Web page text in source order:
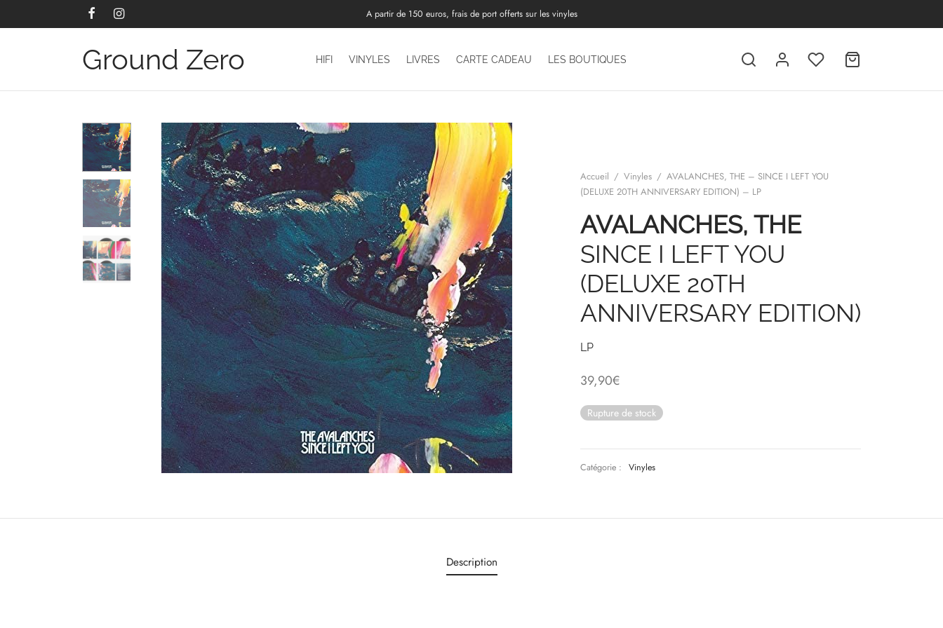
A partir de 150 euros, frais de port offerts sur les vinyles
Ground Zero HIFI VINYLES LIVRES CARTE CADEAU LES BOUTIQUES
Accueil / Vinyles / AVALANCHES, THE – SINCE I LEFT YOU
(DELUXE 20TH ANNIVERSARY EDITION) – LP
AVALANCHES, THE
SINCE I LEFT YOU
(DELUXE 20TH
ANNIVERSARY EDITION)
LP
39,90€
Rupture de stock
Catégorie : Vinyles
Description